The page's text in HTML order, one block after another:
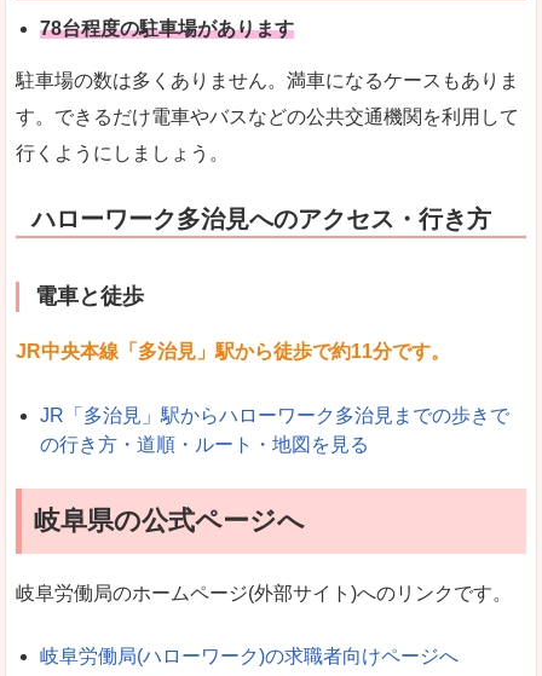
78台程度の駐車場があります
駐車場の数は多くありません。満車になるケースもありま
す。できるだけ電車やバスなどの公共交通機関を利用して
行くようにしましょう。
ハローワーク多治見へのアクセス・行き方
電車と徒歩
JR中央本線「多治見」駅から徒歩で約11分です。
JR「多治見」駅からハローワーク多治見までの歩きで
の行き方・道順・ルート・地図を見る
岐阜県の公式ページへ
岐阜労働局のホームページ(外部サイト)へのリンクです。
岐阜労働局(ハローワーク)の求職者向けページへ